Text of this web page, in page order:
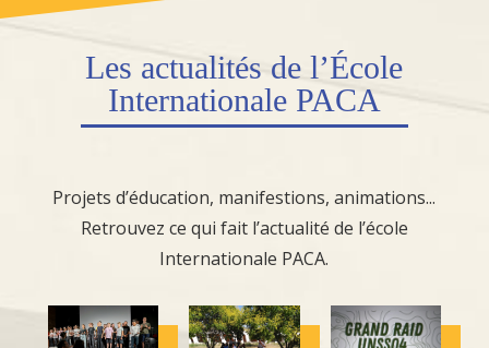
Les actualités de l’École
Internationale PACA
Projets d’éducation, manifestions, animations...
Retrouvez ce qui fait l’actualité de l’école
Internationale PACA.